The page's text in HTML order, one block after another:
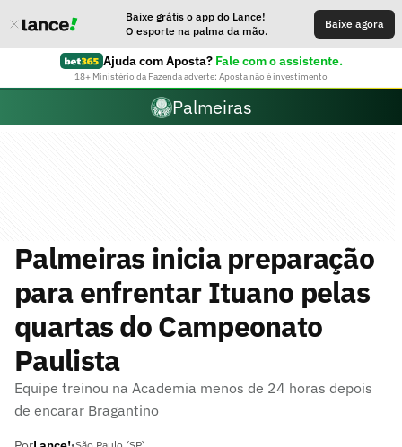
Baixe grátis o app do Lance!
O esporte na palma da mão.
Baixe agora
Ajuda com Aposta? Fale com o assistente.
18+ Ministério da Fazenda adverte: Aposta não é investimento
Palmeiras
Palmeiras inicia preparação
para enfrentar Ituano pelas
quartas do Campeonato
Paulista
Equipe treinou na Academia menos de 24 horas depois
de encarar Bragantino